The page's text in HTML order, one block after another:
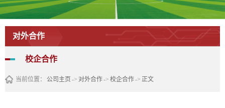
对外合作
校企合作
当前位置： 公司主页-> 对外合作-> 校企合作-> 正文